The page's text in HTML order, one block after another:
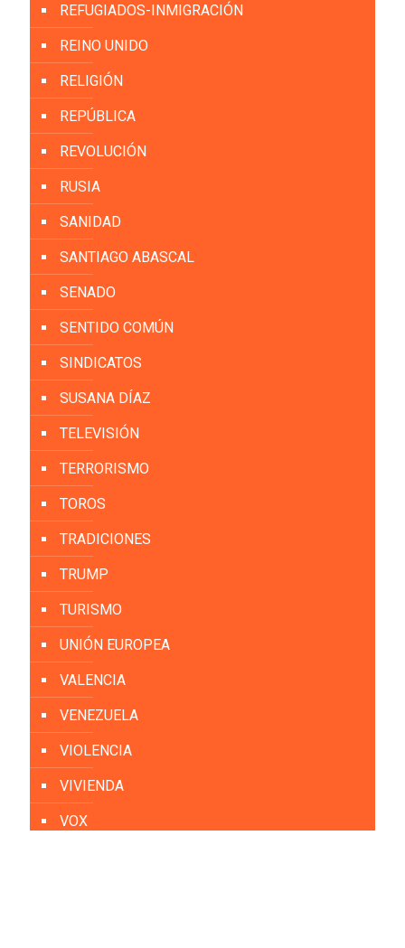
REFUGIADOS-INMIGRACIÓN
REINO UNIDO
RELIGIÓN
REPÚBLICA
REVOLUCIÓN
RUSIA
SANIDAD
SANTIAGO ABASCAL
SENADO
SENTIDO COMÚN
SINDICATOS
SUSANA DÍAZ
TELEVISIÓN
TERRORISMO
TOROS
TRADICIONES
TRUMP
TURISMO
UNIÓN EUROPEA
VALENCIA
VENEZUELA
VIOLENCIA
VIVIENDA
VOX